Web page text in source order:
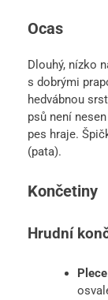
Ocas
Dlouhý, nízko
s dobrými
hedvábnou
psů není
pes hraje.
(pata).
Končetiny
Hrudní
Plece